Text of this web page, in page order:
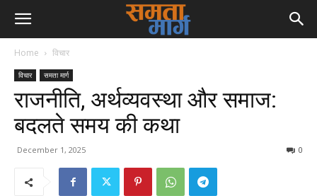
Home विचार
विचार समता मार्ग
राजनीति, अर्थव्यवस्था और समाज:
बदलते समय की कथा
December 1, 2025 0